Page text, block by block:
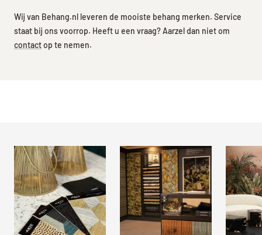
Wij van Behang.nl leveren de mooiste behang merken. Service
staat bij ons voorrop. Heeft u een vraag? Aarzel dan niet om
contactop te nemen.